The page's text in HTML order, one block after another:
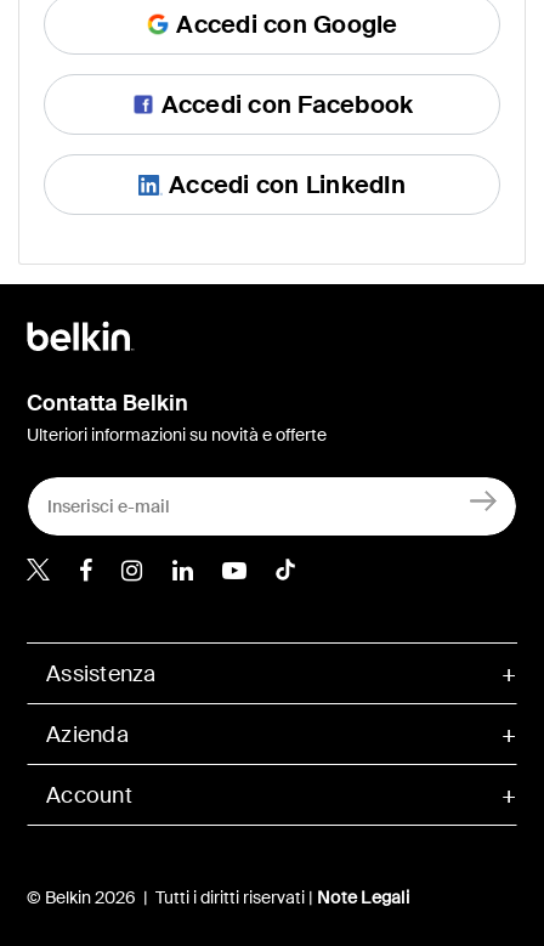
Accedi con Google
Accedi con Facebook
Accedi con LinkedIn
Account
Assistenza
Azienda
© Belkin 2026 | Tutti i diritti riservati | Note Legali
Contatta Belkin
Ulteriori informazioni su novità e offerte
Belkin Twitter
Belkin Facebook
Belkin Instagram
Belkin LinkedIn
Belkin Youtube
Belkin TikTok